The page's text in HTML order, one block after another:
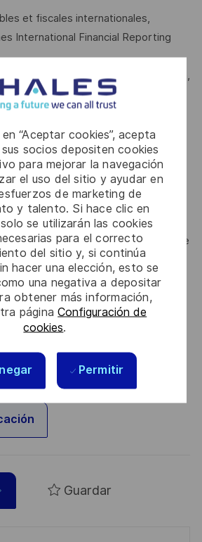
“Aceptar cookies”, acepta
socios depositen cookies
para mejorar la navegación
el uso del sitio y ayudar en
de marketing de
y talento. Si hace clic en
solo se utilizarán las cookies
para el correcto
del sitio y, si continúa
hacer una elección, esto se
una negativa a depositar
obtener más información,
páginaConfiguración de
cookies.
Permitir
et fiscales internationales,
International Financial Reporting
de contrats et le suivi de facturation,
SAP (Systems, Applications and
Power BI,
bancaires et des crédits
est obligatoire afin d’échanger
internationaux.
l'esprit d’équipe et la capacité à
continues sont des qualités que
pour vous !
Handi-Engagée, reconnait
diversité est notre meilleur
rejoignez nous !
Guardar